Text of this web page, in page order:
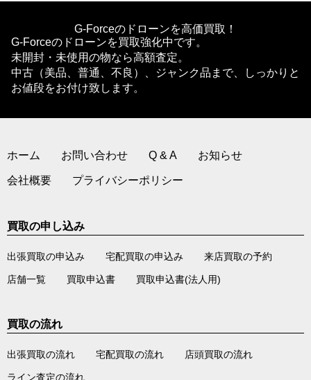
G-Forceのドローンを高価買取！
G-Forceのドローンを買取強化中です。
未開封・未使用の物なら高額査定。
中古（美品、普通、不良）、ジャンク品まで、しっかりと
お値段をお付け致します。
ホーム お問い合わせ Q & A お知らせ
会社概要 プライバシーポリシー
買取の申し込み
出張買取の申込み 宅配買取の申込み 来店買取の予約
店舗一覧 買取申込書 買取申込書(法人用)
買取の流れ
出張買取の流れ 宅配買取の流れ 店頭買取の流れ
ライン査定の流れ